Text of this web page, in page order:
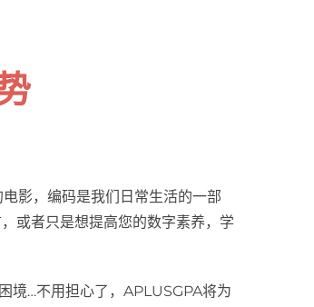
影，编码是我们日常生活的一部
或者只是想提高您的数字素养，学
境…不用担心了，APLUSGPA将为